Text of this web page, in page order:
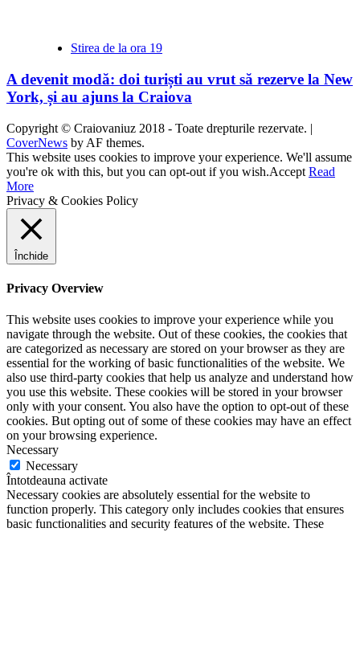
Stirea de la ora 19
A devenit modă: doi turiști au vrut să rezerve la New
York, și au ajuns la Craiova
Copyright © Craiovaniuz 2018 - Toate drepturile rezervate. |
CoverNews by AF themes.
This website uses cookies to improve your experience. We'll assume
you're ok with this, but you can opt-out if you wish.Accept Read
More
Privacy & Cookies Policy
Închide
Privacy Overview
This website uses cookies to improve your experience while you
navigate through the website. Out of these cookies, the cookies that
are categorized as necessary are stored on your browser as they are
essential for the working of basic functionalities of the website. We
also use third-party cookies that help us analyze and understand how
you use this website. These cookies will be stored in your browser
only with your consent. You also have the option to opt-out of these
cookies. But opting out of some of these cookies may have an effect
on your browsing experience.
Necessary
Necessary
Întotdeauna activate
Necessary cookies are absolutely essential for the website to
function properly. This category only includes cookies that ensures
basic functionalities and security features of the website. These